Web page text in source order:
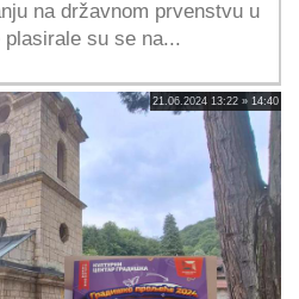
na državnom prvenstvu u
su se na...
21.06.2024 13:22 » 14:40